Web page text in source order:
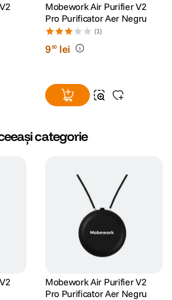
Mobework Air Purifier V2
Pro Purificator Aer Negru
(1)
990 lei
categorie
Mobework Air Purifier V2
Pro Purificator Aer Negru